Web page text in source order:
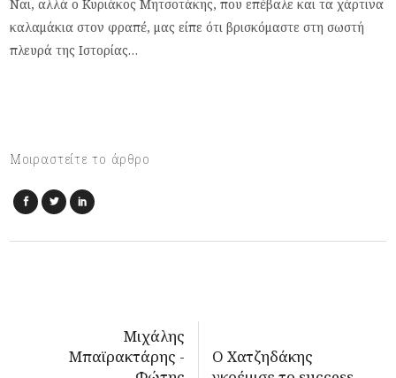
Ναι, αλλά ο Κυριάκος Μητσοτάκης, που επέβαλε και τα χάρτινα
καλαμάκια στον φραπέ, μας είπε ότι βρισκόμαστε στη σωστή
πλευρά της Ιστορίας…
Μοιραστείτε το άρθρο
Μιχάλης
Μπαϊρακτάρης -
Ο Χατζηδάκης